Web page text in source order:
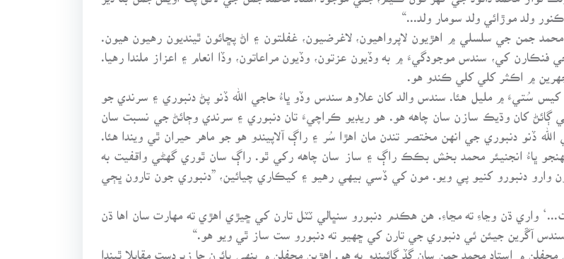
ولد موڙائي ولد سومار ولد...“
جمن جي سلسلي ۾ اهڙيون لاپرواهيون، لاغرضيون، غفلتون ۽ اڻ پڇائون ٿينديون رهيون هيون.
کي، سندس موجودگيءَ ۾ به وڏيون عزتون، وڏيون مراعاتون، وڏا انعام ۽ اعزاز ملندا رهيا.
۾ اڪثر کلي کلي ڪندو هو.
سُتيءَ ۾ مليل هئا. سندس والد کان علاوه سندس وڏو ڀاءُ حاجي الله ڏنو پڻ دنبوري ۽ سرندي جو
کان وڌيڪ سازن سان چاهه هو. هو ريڊيو ڪراچيءَ تان دنبوري ۽ سرندي وڄائڻ جي نسبت سان
ڏنو دنبوري جي انهن مختصر تندن مان اهڙا سُر ۽ راڳ آلاپيندو هو جو ماهر حيران ٿي ويندا هئا.
ڀاءُ انجنيئر محمد بخش بڪڪ راڳ ۽ ساز سان چاهه رکي ٿو. راڳ سان ٿوري گهڻي واقفيت به
وارو دنبورو کنيو پي ويو. مون کي ڏسي بيهي رهيو ۽ کيڪاري چيائين، ”دنبوري جون تارون ڀڄي
واري ڌن وڃاءِ ته مڃاءِ. هن هڪدم دنبورو سنڀالي ٽٽل تارن کي ڇيڙي اهڙي ته مهارت سان اها ڌن
آڱرين جيئن ئي دنبوري جي تارن کي ڇهيو ته دنبورو ست ساز ٿي ويو هو.“
۾ استاد محمد جمن سان گڏ ڳائيندو به هو. اهڙين محفلن ۾ ٻنهي ڀائرن جا زبردست مقابلا ٿيندا